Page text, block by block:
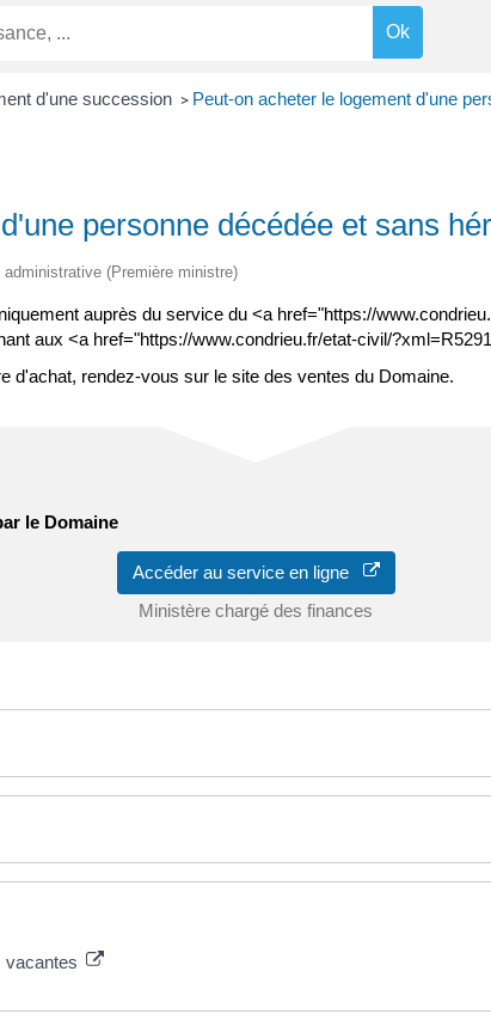
d'une succession > Peut-on acheter le logement d'une
personne décédée et sans
(Première ministre)
auprès du service du <a href="https://
aux <a href="https://www.condrieu.fr/etat-civil/
d'achat, rendez-vous sur le site des ventes du Domaine.
le Domaine
Accéder au service en ligne
Ministère chargé des finances
vacantes